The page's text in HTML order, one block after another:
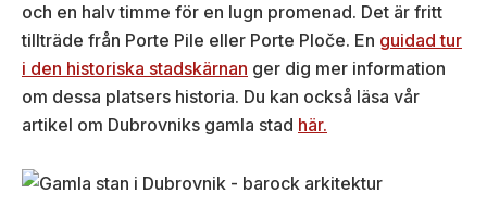
och en halv timme för en lugn promenad. Det är fritt
tillträde från Porte Pile eller Porte Ploče. En guidad tur
i den historiska stadskärnan ger dig mer information
om dessa platsers historia. Du kan också läsa vår
artikel om Dubrovniks gamla stad här.